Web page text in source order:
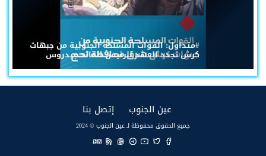
#متداول: القوات المسلحة الجنوبية من جبهات
كرش تجدد العهد للرئيس القائد عيدروس
عين الجنوب إتصل بنا
جميع الحقوق محفوظة لـ عين الجنوب © 2024
EN